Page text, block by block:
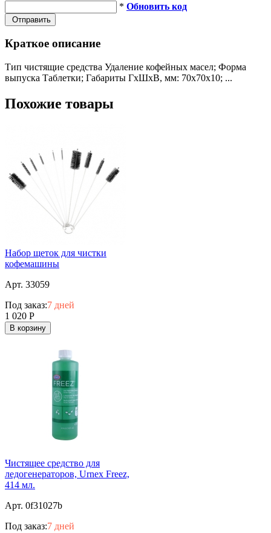
* Обновить код
Отправить
Краткое описание
Тип чистящие средства Удаление кофейных масел; Форма
выпуска Таблетки; Габариты ГхШхВ, мм: 70х70х10; ...
Похожие товары
Набор щеток для чистки
кофемашины
Арт. 33059
Под заказ:7 дней
1 020 Р
В корзину
Чистящее средство для
ледогенераторов, Urnex Freez,
414 мл.
Арт. 0f31027b
Под заказ:7 дней